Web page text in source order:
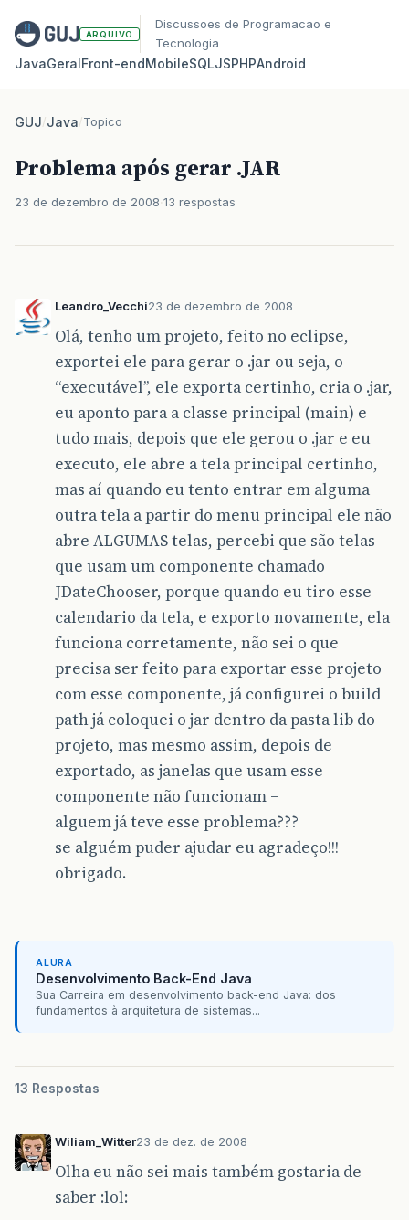
ARQUIVO
Discussoes de Programacao e
Tecnologia
JavaGeralFront‑endMobileSQLJSPHPAndroid
GUJ/Java/Topico
Problema após gerar .JAR
23 de dezembro de 2008 13 respostas
Leandro_Vecchi23 de dezembro de 2008
Olá, tenho um projeto, feito no eclipse,
exportei ele para gerar o .jar ou seja, o
‘‘executável’’, ele exporta certinho, cria o .jar,
eu aponto para a classe principal (main) e
tudo mais, depois que ele gerou o .jar e eu
executo, ele abre a tela principal certinho,
mas aí quando eu tento entrar em alguma
outra tela a partir do menu principal ele não
abre ALGUMAS telas, percebi que são telas
que usam um componente chamado
JDateChooser, porque quando eu tiro esse
calendario da tela, e exporto novamente, ela
funciona corretamente, não sei o que
precisa ser feito para exportar esse projeto
com esse componente, já configurei o build
path já coloquei o jar dentro da pasta lib do
projeto, mas mesmo assim, depois de
exportado, as janelas que usam esse
componente não funcionam =
alguem já teve esse problema???
se alguém puder ajudar eu agradeço!!!
obrigado.
ALURA
Desenvolvimento Back-End Java
Sua Carreira em desenvolvimento back-end Java: dos
fundamentos à arquitetura de sistemas...
13 Respostas
Wiliam_Witter23 de dez. de 2008
Olha eu não sei mais também gostaria de
saber :lol: